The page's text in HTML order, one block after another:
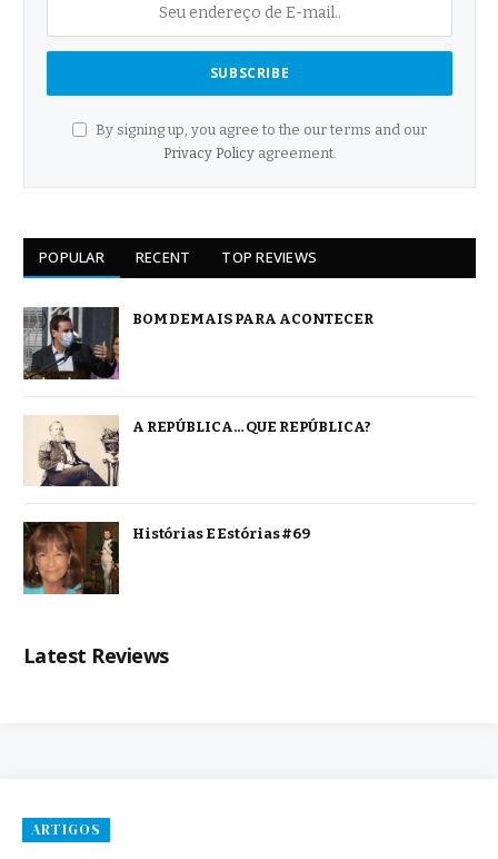
By signing up, you agree to the our terms and our
Privacy Policyagreement.
POPULAR RECENT TOP REVIEWS
BOM DEMAIS PARA ACONTECER
A REPÚBLICA… QUE REPÚBLICA?
Histórias E Estórias #69
Latest Reviews
ARTIGOS